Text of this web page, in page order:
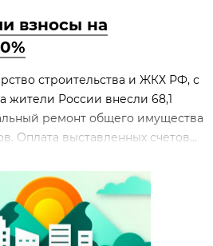
взносы на
строительства и ЖКХ РФ, с
жители России внесли 68,1
ремонт общего имущества
Оплата выставленных счетов...